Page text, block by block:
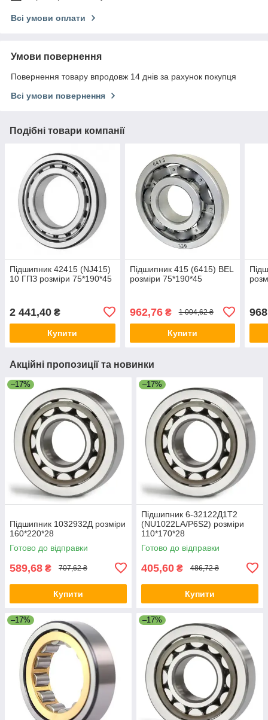
Всі умови оплати
Умови повернення
Повернення товару впродовж 14 днів за рахунок покупця
Всі умови повернення
Подібні товари компанії
Підшипник 42415 (NJ415)
10 ГПЗ розміри 75*190*45
2 441,40 ₴
Купити
Підшипник 415 (6415) BEL
розміри 75*190*45
962,76₴ 1 004,62 ₴
Купити
Акційні пропозиції та новинки
–17%
Підшипник 1032932Д розміри
160*220*28
Готово до відправки
589,68 ₴ 707,62 ₴
Купити
–17%
Підшипник 6-32122Д1Т2
(NU1022LA/P6S2) розміри
110*170*28
Готово до відправки
405,60 ₴ 486,72 ₴
Купити
–17% –17%